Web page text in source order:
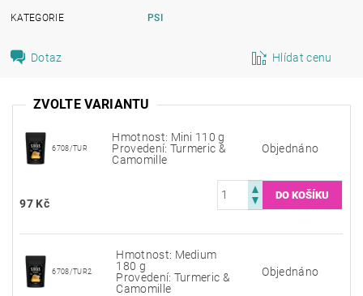
KATEGORIE PSI
Dotaz Hlídat cenu
ZVOLTE VARIANTU
6708/TUR
Hmotnost: Mini 110 g
Provedení: Turmeric &
Camomille
Objednáno
97 Kč
6708/TUR2
Hmotnost: Medium
180 g
Provedení: Turmeric &
Camomille
Objednáno